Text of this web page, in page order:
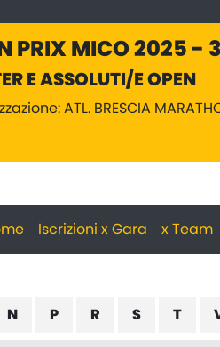
PRIX MICO 2025 -
E ASSOLUTI/E OPEN
ATL. BRESCIA
Iscrizioni x Gara x Team
N P R S T